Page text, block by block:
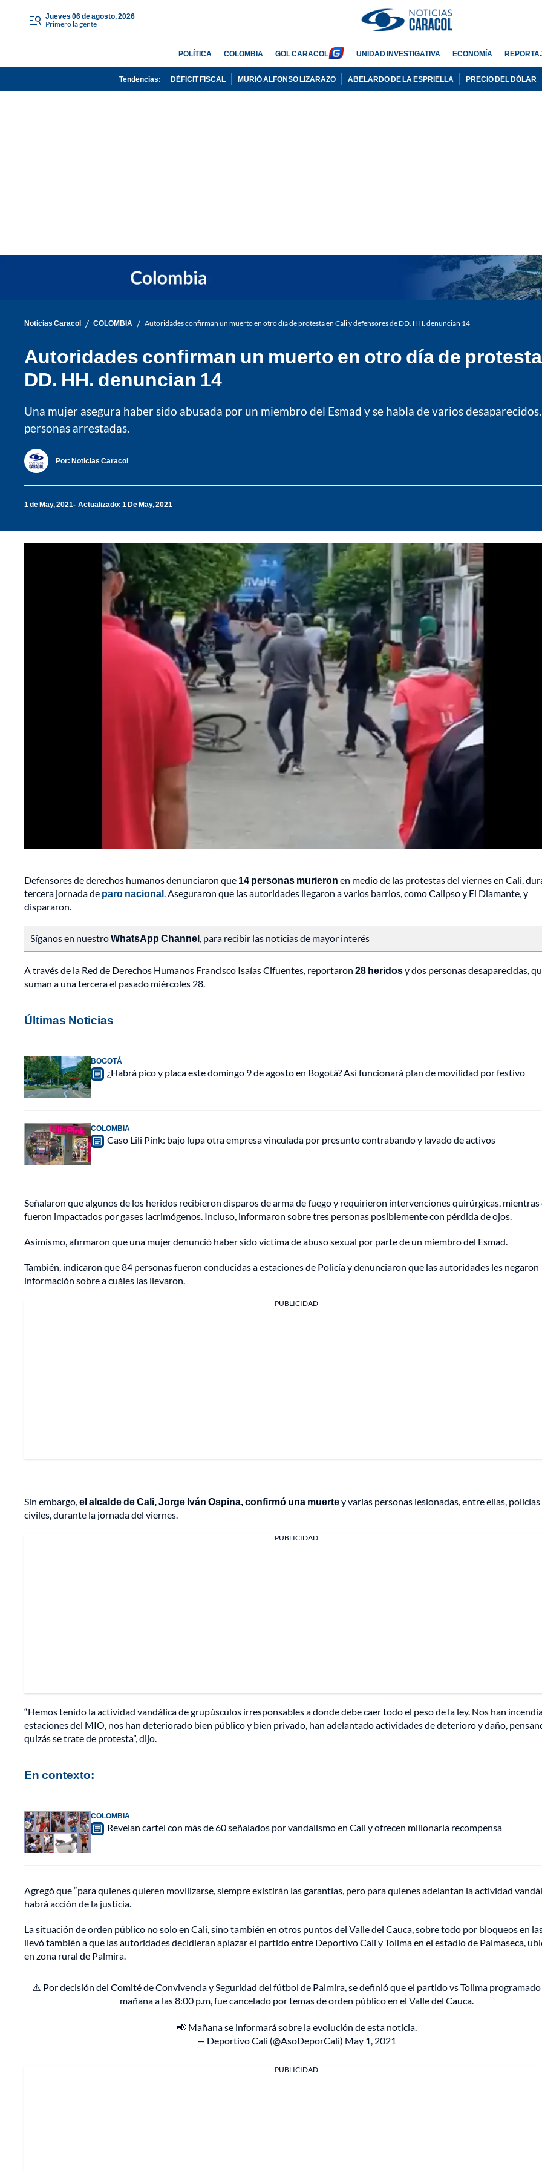
jueves 06 de agosto, 2026
Primero la gente
POLÍTICA COLOMBIA GOL CARACOL UNIDAD INVESTIGATIVA ECONOMÍA
Tendencias: DÉFICIT FISCAL MURIÓ ALFONSO LIZARAZO ABELARDO DE LA ESPRIELLA PRECIO DEL DÓLAR
Noticias Caracol / COLOMBIA / Autoridades confirman un muerto en otro día de protesta en Cali y defensores de DD. HH. denuncian 14
Autoridades confirman un muerto en otro día de
DD. HH. denuncian 14
Una mujer asegura haber sido abusada por un miembro del Esmad y se habla de varios
personas arrestadas.
Por: Noticias Caracol
1 de May, 2021 Actualizado: 1 De May, 2021
Defensores de derechos humanos denunciaron que 14 personas murieron en medio de las protestas del viernes en Cali,
tercera jornada de paro nacional. Aseguraron que las autoridades llegaron a varios barrios, como Calipso y El Diamante, y
dispararon.
Síganos en nuestroWhatsApp Channel, para recibir las noticias de mayor interés
A través de la Red de Derechos Humanos Francisco Isaías Cifuentes, reportaron 28 heridosy dos personas desaparecidas,
suman a una tercera el pasado miércoles 28.
Últimas Noticias
BOGOTÁ
¿Habrá pico y placa este domingo 9 de agosto en Bogotá? Así funcionará plan de movilidad por festivo
COLOMBIA
Caso Lili Pink: bajo lupa otra empresa vinculada por presunto contrabando y lavado de activos
Señalaron que algunos de los heridos recibieron disparos de arma de fuego y requirieron intervenciones quirúrgicas,
fueron impactados por gases lacrimógenos. Incluso, informaron sobre tres personas posiblemente con pérdida de ojos.
Asimismo, afirmaron que una mujer denunció haber sido víctima de abuso sexual por parte de un miembro del Esmad.
También, indicaron que 84 personas fueron conducidas a estaciones de Policía y denunciaron que las autoridades les negaron
información sobre a cuáles las llevaron.
PUBLICIDAD
Sin embargo,el alcalde de Cali, Jorge Iván Ospina, confirmó una muertey varias personas lesionadas, entre ellas, policías
civiles, durante la jornada del viernes.
PUBLICIDAD
“Hemos tenido la actividad vandálica de grupúsculos irresponsables a donde debe caer todo el peso de la ley. Nos han
estaciones del MIO, nos han deteriorado bien público y bien privado, han adelantado actividades de deterioro y daño,
quizás se trate de protesta”, dijo.
En contexto:
COLOMBIA
Revelan cartel con más de 60 señalados por vandalismo en Cali y ofrecen millonaria recompensa
Agregó que “para quienes quieren movilizarse, siempre existirán las garantías, pero para quienes adelantan la actividad
habrá acción de la justicia.
La situación de orden público no solo en Cali, sino también en otros puntos del Valle del Cauca, sobre todo por bloqueos en
llevó también a que las autoridades decidieran aplazar el partido entre Deportivo Cali y Tolima en el estadio de Palmaseca,
en zona rural de Palmira.
⚠️ Por decisión del Comité de Convivencia y Seguridad del fútbol de Palmira, se definió que el partido vs Tolima
mañana a las 8:00 p.m, fue cancelado por temas de orden público en el Valle del Cauca.
📢 Mañana se informará sobre la evolución de esta noticia.
— Deportivo Cali (@AsoDeporCali) May 1, 2021
PUBLICIDAD